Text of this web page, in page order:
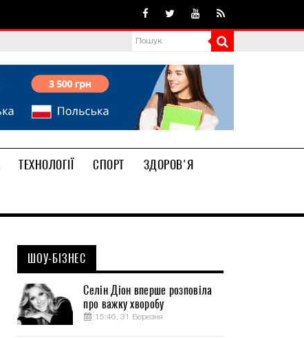
ТЕХНОЛОГІЇ СПОРТ
ЗДОРОВ'Я
ШОУ-БІЗНЕС
Селін Діон вперше розповіла
про важку хворобу
15:46, 31 Березня